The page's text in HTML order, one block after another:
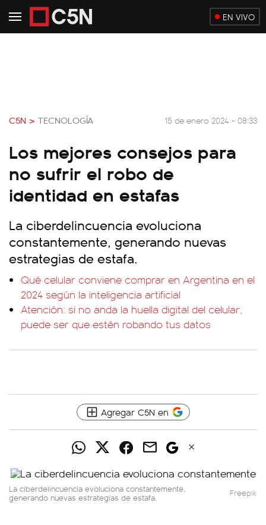
EN VIVO
C5N > TECNOLOGÍA 15 de enero 2024 - 08:33
Los mejores consejos para
no sufrir el robo de
identidad en estafas
La ciberdelincuencia evoluciona
constantemente, generando nuevas
estrategias de estafa.
Qué celular conviene comprar en Argentina en el
2024 según la inteligencia artificial
Atención: si no anda la huella digital del celular,
puede ser que estén robando tus datos
Agregar C5N en
La ciberdelincuencia evoluciona constantemente,
generando nuevas estrategias de estafa. Freepik